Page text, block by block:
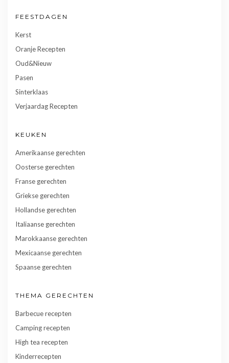
FEESTDAGEN
Kerst
Oranje Recepten
Oud&Nieuw
Pasen
Sinterklaas
Verjaardag Recepten
KEUKEN
Amerikaanse gerechten
Oosterse gerechten
Franse gerechten
Griekse gerechten
Hollandse gerechten
Italiaanse gerechten
Marokkaanse gerechten
Mexicaanse gerechten
Spaanse gerechten
THEMA GERECHTEN
Barbecue recepten
Camping recepten
High tea recepten
Kinderrecepten